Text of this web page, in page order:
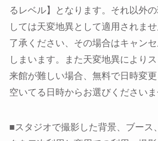
るレベル】となります。それ以外
しては天変地異として適用されま
了承ください、その場合はキャン
しまいます。また天変地異により
来館が難しい場合、無料で日時変更
空いてる日時からお選びくださいま
■スタジオで撮影した背景、ブース